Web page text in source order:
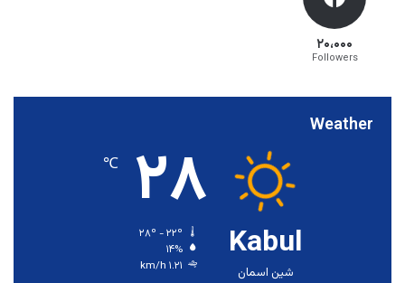
۲۰،۰۰۰
Followers
Weather
Kabul
شین اسمان
۲۸ ℃
۱۴%
۱.۲۱ km/h